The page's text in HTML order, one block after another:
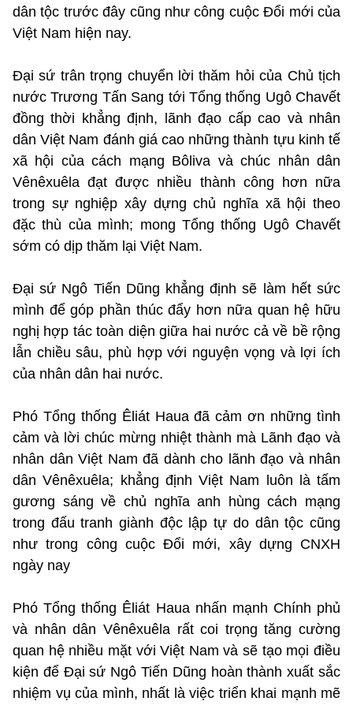
dân tộc trước đây cũng như công cuộc Đổi mới của
Việt Nam hiện nay.
Đại sứ trân trọng chuyển lời thăm hỏi của Chủ tịch
nước Trương Tấn Sang tới Tổng thống Ugô Chavết
đồng thời khẳng định, lãnh đạo cấp cao và nhân
dân Việt Nam đánh giá cao những thành tựu kinh tế
xã hội của cách mạng Bôliva và chúc nhân dân
Vênêxuêla đạt được nhiều thành công hơn nữa
trong sự nghiệp xây dựng chủ nghĩa xã hội theo
đặc thù của mình; mong Tổng thống Ugô Chavết
sớm có dịp thăm lại Việt Nam.
Đại sứ Ngô Tiến Dũng khẳng định sẽ làm hết sức
mình để góp phần thúc đẩy hơn nữa quan hệ hữu
nghị hợp tác toàn diện giữa hai nước cả về bề rộng
lẫn chiều sâu, phù hợp với nguyện vọng và lợi ích
của nhân dân hai nước.
Phó Tổng thống Êliát Haua đã cảm ơn những tình
cảm và lời chúc mừng nhiệt thành mà Lãnh đạo và
nhân dân Việt Nam đã dành cho lãnh đạo và nhân
dân Vênêxuêla; khẳng định Việt Nam luôn là tấm
gương sáng về chủ nghĩa anh hùng cách mạng
trong đấu tranh giành độc lập tự do dân tộc cũng
như trong công cuộc Đổi mới, xây dựng CNXH
ngày nay
Phó Tổng thống Êliát Haua nhấn mạnh Chính phủ
và nhân dân Vênêxuêla rất coi trọng tăng cường
quan hệ nhiều mặt với Việt Nam và sẽ tạo mọi điều
kiện để Đại sứ Ngô Tiến Dũng hoàn thành xuất sắc
nhiệm vụ của mình, nhất là việc triển khai mạnh mẽ